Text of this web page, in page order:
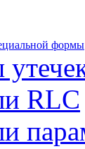
формы
RLC